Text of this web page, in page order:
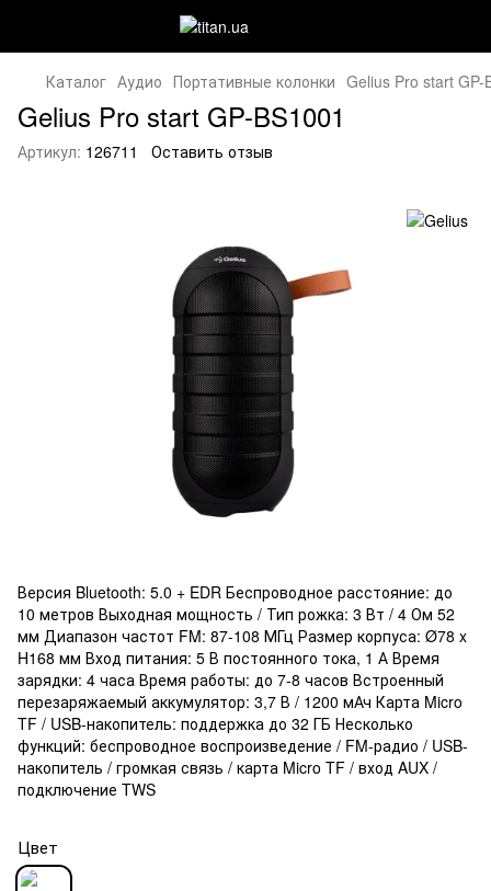
Каталог Аудио Портативные колонки Gelius Pro start GP-
Gelius Pro start GP-BS1001
Артикул: 126711 Оставить отзыв
Версия Bluetooth: 5.0 + EDR Беспроводное расстояние: до
10 метров Выходная мощность / Тип рожка: 3 Вт / 4 Ом 52
мм Диапазон частот FM: 87-108 МГц Размер корпуса: Ø78 x
H168 мм Вход питания: 5 В постоянного тока, 1 А Время
зарядки: 4 часа Время работы: до 7-8 часов Встроенный
перезаряжаемый аккумулятор: 3,7 В / 1200 мАч Карта Micro
TF / USB-накопитель: поддержка до 32 ГБ Несколько
функций: беспроводное воспроизведение / FM-радио / USB-
накопитель / громкая связь / карта Micro TF / вход AUX /
подключение TWS
Цвет